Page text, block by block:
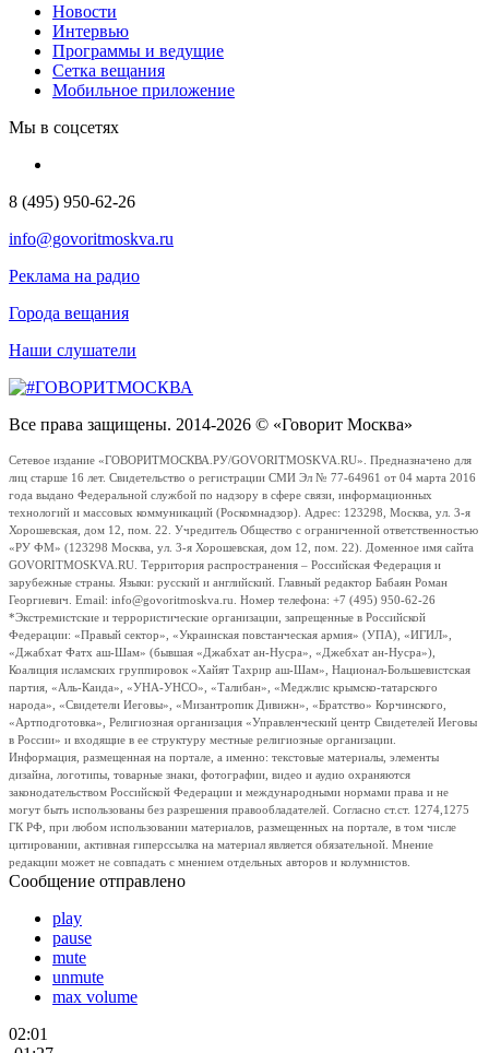
Новости
Интервью
Программы и ведущие
Сетка вещания
Мобильное приложение
Мы в соцсетях
8 (495) 950-62-26
info@govoritmoskva.ru
Реклама на радио
Города вещания
Наши слушатели
Все права защищены. 2014-2026 © «Говорит Москва»
Сетевое издание «ГОВОРИТМОСКВА.РУ/GOVORITMOSKVA.RU». Предназначено для
лиц старше 16 лет. Свидетельство о регистрации СМИ Эл № 77-64961 от 04 марта 2016
года выдано Федеральной службой по надзору в сфере связи, информационных
технологий и массовых коммуникаций (Роскомнадзор). Адрес: 123298, Москва, ул. 3-я
Хорошевская, дом 12, пом. 22. Учредитель Общество с ограниченной ответственностью
«РУ ФМ» (123298 Москва, ул. 3-я Хорошевская, дом 12, пом. 22). Доменное имя сайта
GOVORITMOSKVA.RU. Территория распространения – Российская Федерация и
зарубежные страны. Языки: русский и английский. Главный редактор Бабаян Роман
Георгиевич. Email: info@govoritmoskva.ru. Номер телефона: +7 (495) 950-62-26
*Экстремистские и террористические организации, запрещенные в Российской
Федерации: «Правый сектор», «Украинская повстанческая армия» (УПА), «ИГИЛ»,
«Джабхат Фатх аш-Шам» (бывшая «Джабхат ан-Нусра», «Джебхат ан-Нусра»),
Коалиция исламских группировок «Хайят Тахрир аш-Шам», Национал-Большевистская
партия, «Аль-Каида», «УНА-УНСО», «Талибан», «Меджлис крымско-татарского
народа», «Свидетели Иеговы», «Мизантропик Дивижн», «Братство» Корчинского,
«Артподготовка», Религиозная организация «Управленческий центр Свидетелей Иеговы
в России» и входящие в ее структуру местные религиозные организации.
Информация, размещенная на портале, а именно: текстовые материалы, элементы
дизайна, логотипы, товарные знаки, фотографии, видео и аудио охраняются
законодательством Российской Федерации и международными нормами права и не
могут быть использованы без разрешения правообладателей. Согласно ст.ст. 1274,1275
ГК РФ, при любом использовании материалов, размещенных на портале, в том числе
цитировании, активная гиперссылка на материал является обязательной. Мнение
редакции может не совпадать с мнением отдельных авторов и колумнистов.
Сообщение отправлено
play
pause
mute
unmute
max volume
02:01